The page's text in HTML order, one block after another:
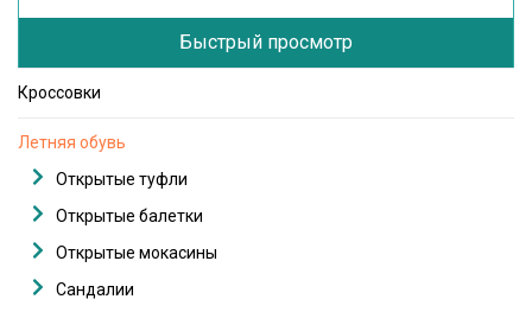
Быстрый просмотр
Кроссовки
Летняя обувь
Открытые туфли
Открытые балетки
Открытые мокасины
Сандалии